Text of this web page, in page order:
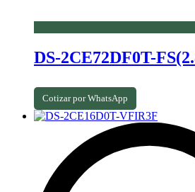
DS-2CE72DF0T-
Cotizar por WhatsApp